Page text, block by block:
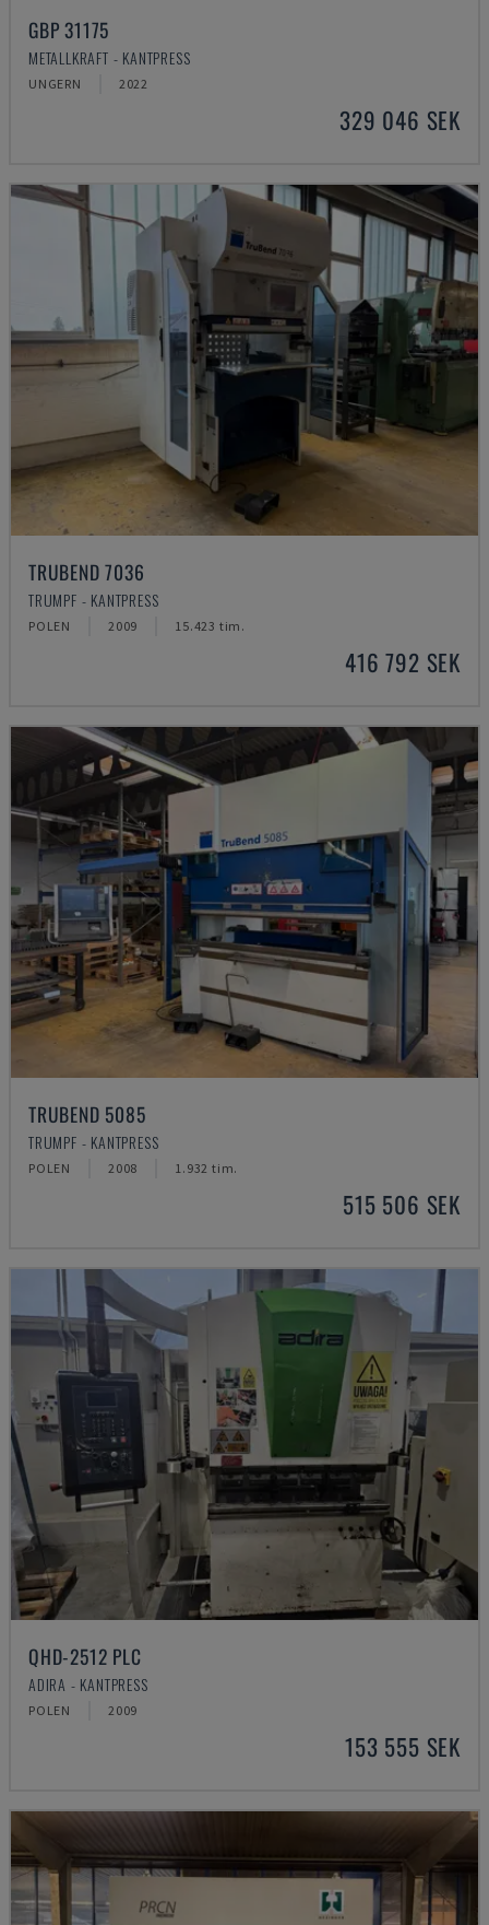
GBP 31175
METALLKRAFT - KANTPRESS
UNGERN 2022
329 046 SEK
TRUBEND 7036
TRUMPF - KANTPRESS
POLEN 2009 15.423 tim.
416 792 SEK
TRUBEND 5085
TRUMPF - KANTPRESS
POLEN 2008 1.932 tim.
515 506 SEK
QHD-2512 PLC
ADIRA - KANTPRESS
POLEN 2009
153 555 SEK